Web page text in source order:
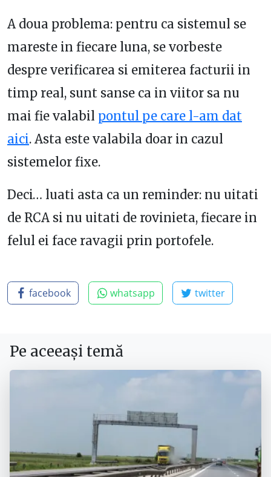
A doua problema: pentru ca sistemul se
mareste in fiecare luna, se vorbeste
despre verificarea si emiterea facturii in
timp real, sunt sanse ca in viitor sa nu
mai fie valabil pontul pe care l-am dat
aici. Asta este valabila doar in cazul
sistemelor fixe.
Deci… luati asta ca un reminder: nu uitati
de RCA si nu uitati de rovinieta, fiecare in
felul ei face ravagii prin portofele.
facebook whatsapp twitter
Pe aceeași temă